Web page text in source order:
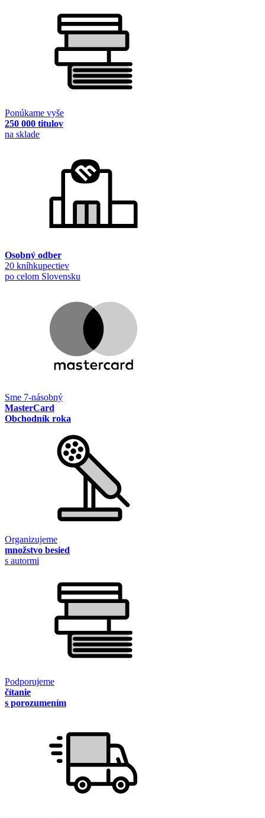
Ponúkame vyše
250 000 titulov
na sklade
Osobný odber
20 kníhkupectiev
po celom Slovensku
Sme 7-násobný
MasterCard
Obchodník roka
Organizujeme
množstvo besied
s autormi
Podporujeme
čítanie
s porozumením